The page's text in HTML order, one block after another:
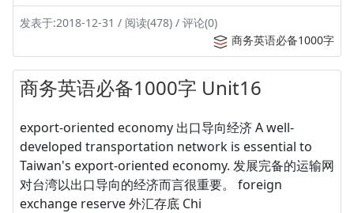
发表于:2018-12-31 / 阅读(478) / 评论(0)
商务英语必备1000字
商务英语必备1000字 Unit16
export-oriented economy 出口导向经济 A well-
developed transportation network is essential to
Taiwan's export-oriented economy. 发展完备的运输网
对台湾以出口导向的经济而言很重要。 foreign
exchange reserve 外汇存底 Chi